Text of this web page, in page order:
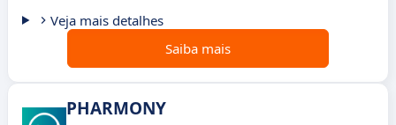
Veja mais detalhes
Saiba mais
PHARMONY